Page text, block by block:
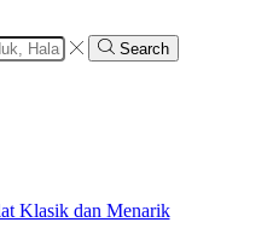
Search
Klasik dan Menarik